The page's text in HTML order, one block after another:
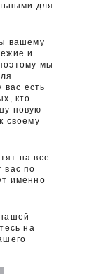
для
вашему
и
мы
вас есть
кто
новую
своему
на все
вас по
именно
на